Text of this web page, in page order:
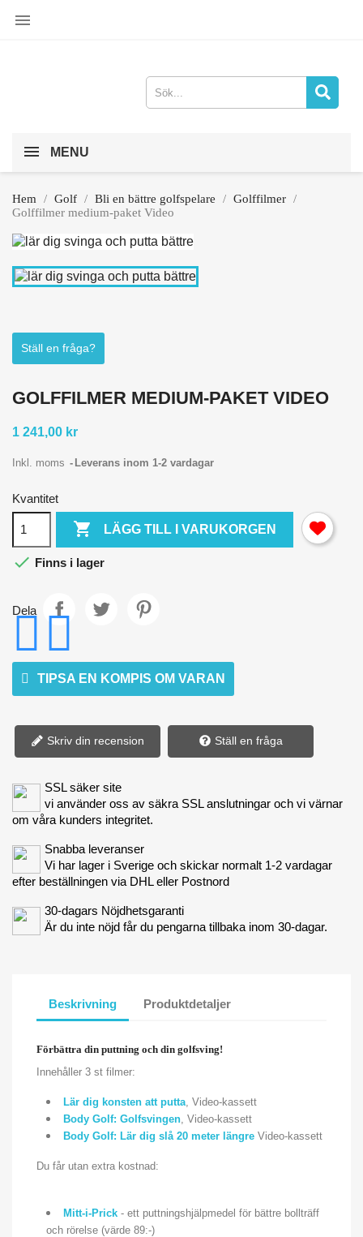

MENU
Hem Golf Bli en bättre golfspelare
Golffilmer
Golffilmer medium-paket Video
Ställ en fråga?
GOLFFILMER MEDIUM-PAKET VIDEO
1 241,00 kr
Inkl. moms Leverans inom 1-2 vardagar
Kvantitet
 LÄGG TILL I VARUKORGEN
 Finns i lager
Dela
TIPSA EN KOMPIS OM VARAN
Skriv din recension Ställ en fråga
SSL säker site
vi använder oss av säkra SSL anslutningar och vi värnar
om våra kunders integritet.
Snabba leveranser
Vi har lager i Sverige och skickar normalt 1-2 vardagar
efter beställningen via DHL eller Postnord
30-dagars Nöjdhetsgaranti
Är du inte nöjd får du pengarna tillbaka inom 30-dagar.
Beskrivning Produktdetaljer
Förbättra din puttning och din golfsving!
Innehåller 3 st filmer:
Lär dig konsten att putta , Video-kassett
Body Golf: Golfsvingen , Video-kassett
Body Golf: Lär dig slå 20 meter längre Video-kassett
Du får utan extra kostnad:
Mitt-i-Prick - ett puttningshjälpmedel för bättre bollträff
och rörelse (värde 89:-)